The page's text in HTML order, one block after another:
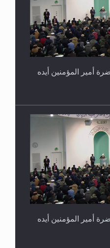
أمير المؤمنين أيده
أمير المؤمنين أيده